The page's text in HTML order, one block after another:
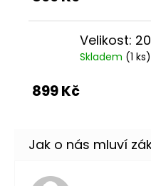
Velikost: 20
Skladem (1 ks)
899 Kč